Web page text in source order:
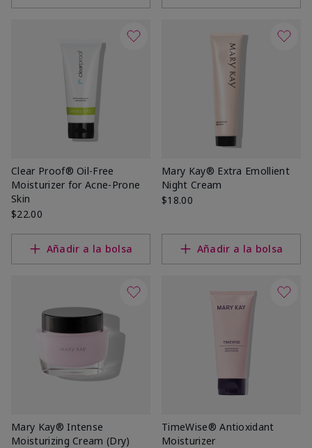
Clear Proof® Oil-Free
Moisturizer for Acne-Prone
Skin
$22.00
Añadir a la bolsa
Mary Kay® Extra Emollient
Night Cream
$18.00
Añadir a la bolsa
Mary Kay® Intense
Moisturizing Cream (Dry)
TimeWise® Antioxidant
Moisturizer